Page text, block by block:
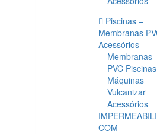
Piscinas –
Membranas
Acessórios
Membranas
PVC Piscinas
Máquinas
Vulcanizar
Acessórios
COM